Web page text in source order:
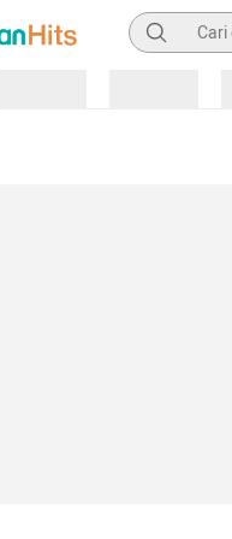
Pencarian